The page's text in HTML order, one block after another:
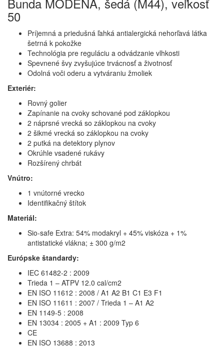
50
Príjemná a priedušná ľahká antialergická nehorľavá látka
šetrná k pokožke
Technológia pre reguláciu a odvádzanie vlhkosti
Spevnené švy zvyšujúce trvácnosť a životnosť
Odolná voči oderu a vytváraniu žmoliek
Exteriér:
Rovný golier
Zapínanie na cvoky schované pod záklopkou
2 náprsné vrecká so záklopkou na cvoky
2 šikmé vrecká so záklopkou na cvoky
2 putká na detektory plynov
Okrúhle vsadené rukávy
Rozšírený chrbát
Vnútro:
1 vnútorné vrecko
Identifikačný štítok
Materiál:
Sio-safe Extra: 54% modakryl + 45% viskóza + 1%
antistatické vlákna; ± 300 g/m2
Európske štandardy:
IEC 61482-2 : 2009
Trieda 1 – ATPV 12.0 cal/cm2
EN ISO 11612 : 2008 / A1 A2 B1 C1 E3 F1
EN ISO 11611 : 2007 / Trieda 1 – A1 A2
EN 1149-5 : 2008
EN 13034 : 2005 + A1 : 2009 Typ 6
CE
EN ISO 13688 : 2013